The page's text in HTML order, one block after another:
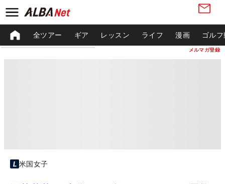
メルマガ登録
全ツアー ギア レッスン ライフ 漫画 ゴル
米国女子